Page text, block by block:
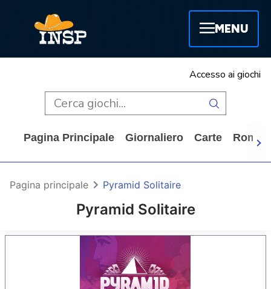
MENU
Accesso ai giochi
Pagina Principale Giornaliero Carte
Pyramid Solitaire
Pagina principale Pyramid Solitaire